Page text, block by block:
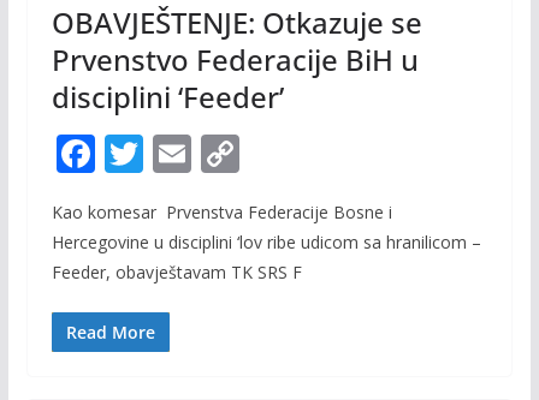
OBAVJEŠTENJE: Otkazuje se
Prvenstvo Federacije BiH u
disciplini ‘Feeder’
F
e
b
o
o
T
itt
er
E
ai
l
C
p
y
Kao komesar Prvenstva Federacije Bosne i
Hercegovine u disciplini ‘lov ribe udicom sa hranilicom –
Feeder, obavještavam TK SRS F
Read More